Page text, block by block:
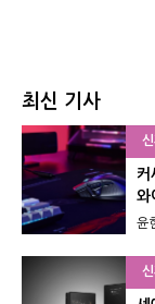
최신 기사
커
와
윤